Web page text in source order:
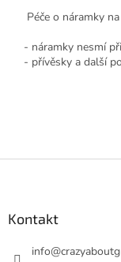
Péče o náramky
- náramky nesmí
- přívěsky a další
Kontakt
info@